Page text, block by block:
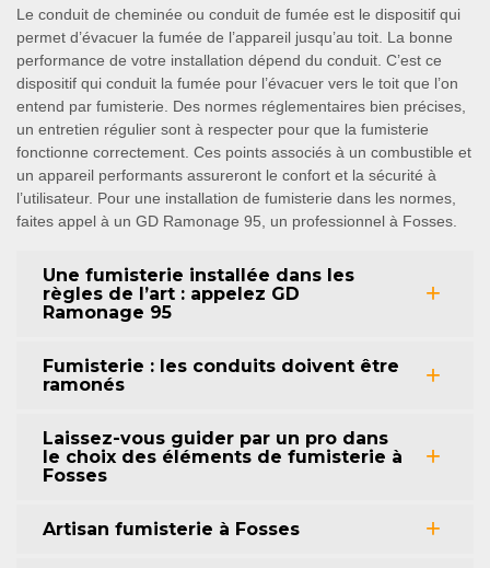
Le conduit de cheminée ou conduit de fumée est le dispositif qui
permet d’évacuer la fumée de l’appareil jusqu’au toit. La bonne
performance de votre installation dépend du conduit. C’est ce
dispositif qui conduit la fumée pour l’évacuer vers le toit que l’on
entend par fumisterie. Des normes réglementaires bien précises,
un entretien régulier sont à respecter pour que la fumisterie
fonctionne correctement. Ces points associés à un combustible et
un appareil performants assureront le confort et la sécurité à
l’utilisateur. Pour une installation de fumisterie dans les normes,
faites appel à un GD Ramonage 95, un professionnel à Fosses.
Une fumisterie installée dans les
règles de l’art : appelez GD
Ramonage 95
Fumisterie : les conduits doivent être
ramonés
Laissez-vous guider par un pro dans
le choix des éléments de fumisterie à
Fosses
Artisan fumisterie à Fosses